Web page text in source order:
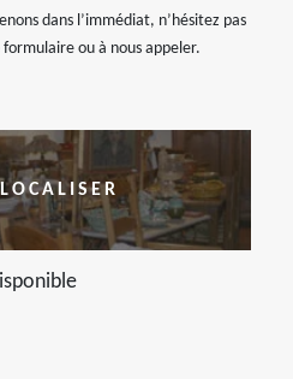
dans l’immédiat, n’hésitez pas
ou à nous appeler.